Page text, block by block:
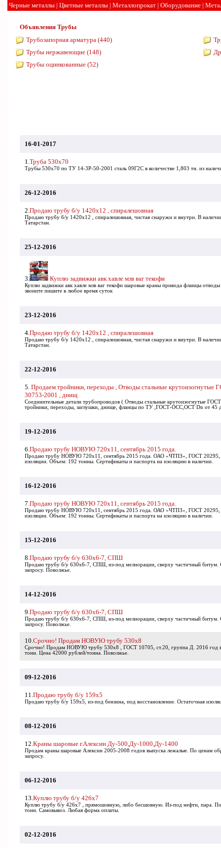
Черные металлы | Цветные металлы | Металлопрокат | Оборудование |
Объявления Трубы
Трубозапорная арматура (440)
Трубы нержавеющие (148)
Трубы оцинкованные (52)
16-01-2017
1.Труба 530х70
Трубы 530х70 по ТУ 14-3Р-50-2001 сталь 09Г2С в количестве 1,803 тн. из
26-12-2016
2.Продаю трубу б/у 1420х12 , спиралешовная
Продаю трубу б/у 1420х12 , спиралешовная, чистая снаружи и внутри. В
Татарстан.
25-12-2016
3. Куплю задвижки авк хавле мзв ваг текофи
Куплю задвижки авк хавле мзв ваг текофи шаровые краны привода фланцы
звоните пишите в любое время суток
23-12-2016
4.Продаю трубу б/у 1420х12 , спиралешовная
Продаю трубу б/у 1420х12 , спиралешовная, чистая снаружи и внутри. В
Татарстан.
22-12-2016
5. Продаем тройники, переходы , Отводы стальные
30753-2001 , днищ
Соединительные детали трубопроводов ( Отводы стальные крутоизогнутые
тройники, переходы, заглушки, днище, фланцы по ТУ ,ГОСТ-ОСС,ОСТ Dn от 45
19-12-2016
6.Продаю трубу НОВУЮ 720х11, сентябрь 2015 года.
Продаю трубу НОВУЮ 720х11, сентябрь 2015 года. ОАО «ЧТПЗ», ГОСТ
изоляции. Объем: 192 тонны. Сертификаты и паспорта на изоляцию в наличии.
16-12-2016
7.Продаю трубу НОВУЮ 720х11, сентябрь 2015 года.
Продаю трубу НОВУЮ 720х11, сентябрь 2015 года. ОАО «ЧТПЗ», ГОСТ
изоляции. Объем: 192 тонны. Сертификаты и паспорта на изоляцию в наличии.
15-12-2016
8.Продаю трубу б/у 630х6-7, СПШ
Продаю трубу б/у 630х6-7, СПШ, из-под мелиорации, сверху частичный битум.
запросу. Поволжье.
14-12-2016
9.Продаю трубу б/у 630х6-7, СПШ
Продаю трубу б/у 630х6-7, СПШ, из-под мелиорации, сверху частичный битум.
запросу. Поволжье.
10.Срочно! Продам НОВУЮ трубу 530х8
Срочно! Продам НОВУЮ трубу 530х8 , ГОСТ 10705, ст.20, группа Д. 2016
тонн. Цена 42000 рублей/тонна. Поволжье.
09-12-2016
11.Продаю трубу б/у 159х5
Продаю трубу б/у 159х5, из-под бензина, под восстановление. Остаточная
08-12-2016
12.Краны шаровые г.Алексин Ду-500,Ду-1000,Ду-1400
Продам краны шаровые Алексин 2005-2008 годов выпуска лежалые. По ценам
запросу.
06-12-2016
13.Куплю трубу б/у 426х7
Куплю трубу б/у 426х7 , прямошовную, либо бесшовную. Из-под нефти, пара.
тонн. Самовывоз. Любая форма оплаты.
02-12-2016